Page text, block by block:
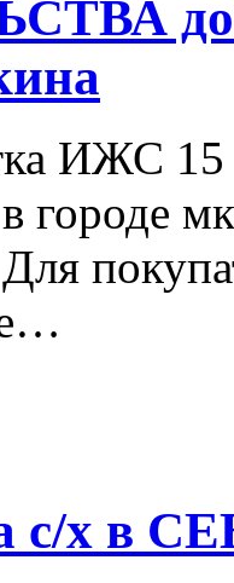
ИЖС 15
городе
с/х в